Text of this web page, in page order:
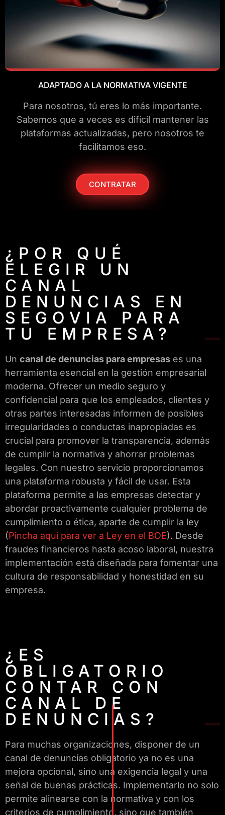
ADAPTADO A LA NORMATIVA VIGENTE
Para nosotros, tú eres lo más importante.
Sabemos que a veces es difícil mantener las
plataformas actualizadas, pero nosotros te
facilitamos eso.
CONTRATAR
¿POR QUÉ
ELEGIR UN
CANAL
DENUNCIAS EN
SEGOVIA PARA
TU EMPRESA?
Un canal de denuncias para empresas es una
herramienta esencial en la gestión empresarial
moderna. Ofrecer un medio seguro y
confidencial para que los empleados, clientes y
otras partes interesadas informen de posibles
irregularidades o conductas inapropiadas es
crucial para promover la transparencia, además
de cumplir la normativa y ahorrar problemas
legales. Con nuestro servicio proporcionamos
una plataforma robusta y fácil de usar. Esta
plataforma permite a las empresas detectar y
abordar proactivamente cualquier problema de
cumplimiento o ética, aparte de cumplir la ley
(Pincha aquí para ver a Ley en el BOE). Desde
fraudes financieros hasta acoso laboral, nuestra
implementación está diseñada para fomentar una
cultura de responsabilidad y honestidad en su
empresa.
¿ES
OBLIGATORIO
CONTAR CON
CANAL DE
DENUNCIAS?
Para muchas organizaciones, disponer de un
canal de denuncias obligatorio ya no es una
mejora opcional, sino una exigencia legal y una
señal de buenas prácticas. Implementarlo no solo
permite alinearse con la normativa y con los
criterios de cumplimiento, sino que también